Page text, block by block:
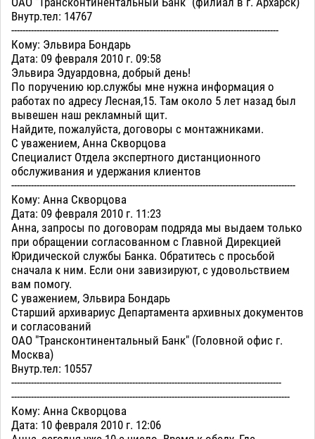
Внутр.тел: 14767
-----------------------------------------------------------------------------------------------
Кому: Эльвира Бондарь
Дата: 09 февраля 2010 г. 09:58
Эльвира Эдуардовна, добрый день!
По поручению юр.службы мне нужна информация о
работах по адресу Лесная,15. Там около 5 лет назад был
вывешен наш рекламный щит.
Найдите, пожалуйста, договоры с монтажниками.
С уважением, Анна Скворцова
Специалист Отдела экспертного дистанционного
обслуживания и удержания клиентов
-----------------------------------------------------------------------------------------------------
Кому: Анна Скворцова
Дата: 09 февраля 2010 г. 11:23
Анна, запросы по договорам подряда мы выдаем только
при обращении согласованном с Главной Дирекцией
Юридической службы Банка. Обратитесь с просьбой
сначала к ним. Если они завизируют, с удовольствием
вам помогу.
С уважением, Эльвира Бондарь
Старший архивариус Департамента архивных документов
и согласований
ОАО "Трансконтинентальный Банк" (Головной офис г.
Москва)
Внутр.тел: 10557
------------------------------------------------------------------------------------------------
---------------------------------------------------------------------------------------------------
Кому: Анна Скворцова
Дата: 10 февраля 2010 г. 12:06